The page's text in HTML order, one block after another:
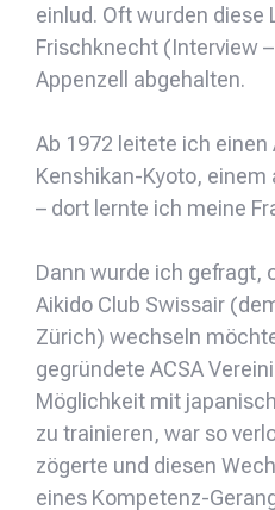
einlud. Oft wurden diese
Frischknecht (Interview
Appenzell abgehalten.
Ab 1972 leitete ich einen
Kenshikan-Kyoto, einem
– dort lernte ich meine
Dann wurde ich gefragt,
Aikido Club Swissair
Zürich) wechseln
gegründete ACSA
Möglichkeit mit
zu trainieren, war so
zögerte und diesen
eines Kompetenz-